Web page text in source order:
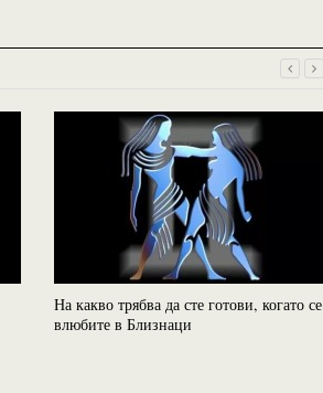
На какво трябва да сте готови, когато се
влюбите в Близнаци